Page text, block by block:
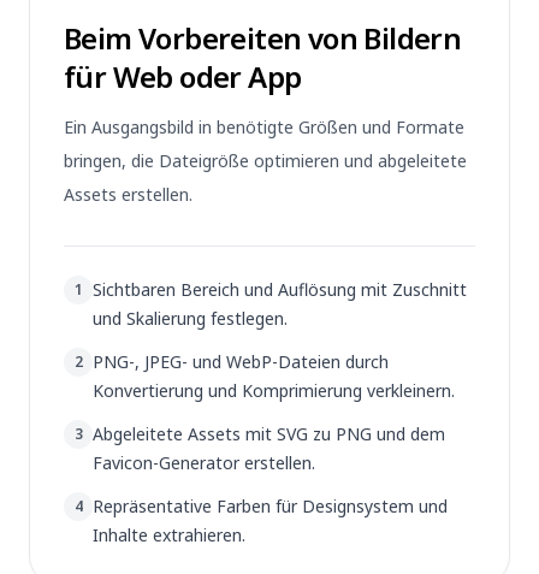
Beim Vorbereiten von Bildern
für Web oder App
Ein Ausgangsbild in benötigte Größen und Formate
bringen, die Dateigröße optimieren und abgeleitete
Assets erstellen.
1 Sichtbaren Bereich und Auflösung mit Zuschnitt
und Skalierung festlegen.
2 PNG-, JPEG- und WebP-Dateien durch
Konvertierung und Komprimierung verkleinern.
3 Abgeleitete Assets mit SVG zu PNG und dem
Favicon-Generator erstellen.
4 Repräsentative Farben für Designsystem und
Inhalte extrahieren.